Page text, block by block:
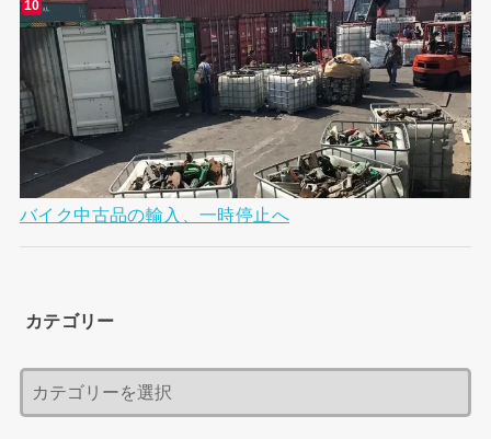
バイク中古品の輸入、一時停止へ
カテゴリー